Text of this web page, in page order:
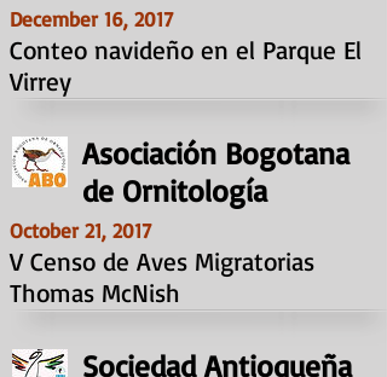
December 16, 2017
Conteo navideño en el Parque El
Virrey
Asociación Bogotana
de Ornitología
October 21, 2017
V Censo de Aves Migratorias
Thomas McNish
Sociedad Antioqueña